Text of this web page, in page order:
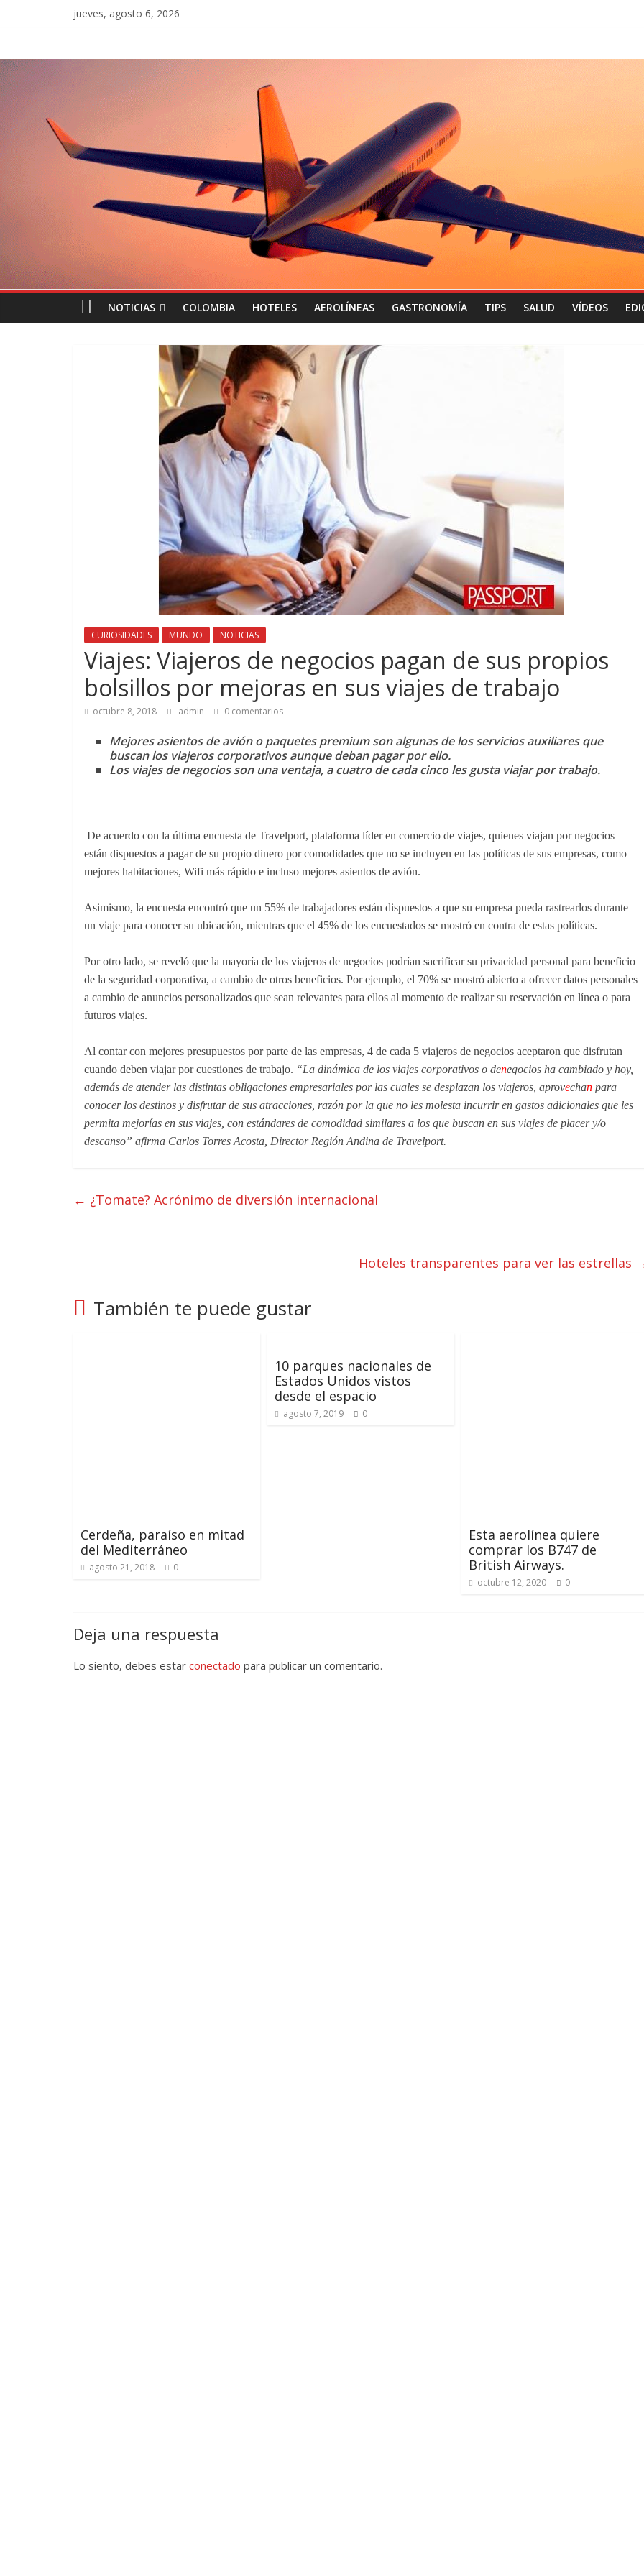
jueves, agosto 6, 2026
NOTICIAS COLOMBIA HOTELES AEROLÍNEAS GASTRONOMÍA TIPS SALUD VÍDEOS
CURIOSIDADES MUNDO NOTICIAS
Viajes: Viajeros de negocios pagan de sus propios
bolsillos por mejoras en sus viajes de trabajo
octubre 8, 2018 admin 0 comentarios
Mejores asientos de avión o paquetes premium son algunas delos servicios auxiliares que
buscan los viajeros corporativos aunque deban pagar por ello.
Los viajes de negocios son una ventaja, a cuatro de cada cinco les gusta viajar por trabajo.
De acuerdo con la última encuesta de Travelport, plataforma líder en comercio de viajes, quienes viajan por negocios
están dispuestos a pagar de su propio dinero por comodidades que no se incluyen en las políticas de sus empresas, como
mejores habitaciones, Wifi más rápido e incluso mejores asientos de avión.
Asimismo, la encuesta encontró que un 55% de trabajadores están dispuestos a que su empresa pueda rastrearlos durante
un viaje para conocer su ubicación, mientras que el 45% de los encuestados se mostró en contra de estas políticas.
Por otro lado, se reveló que la mayoría de los viajeros de negocios podrían sacrificar su privacidad personal para beneficio
de la seguridad corporativa, a cambio de otros beneficios. Por ejemplo, el 70% se mostró abierto a ofrecer datos personales
a cambio de anuncios personalizados que sean relevantes para ellos al momento de realizar su reservación en línea o para
futuros viajes.
Al contar con mejores presupuestos por parte de las empresas, 4 de cada 5 viajeros de negocios aceptaron que disfrutan
cuando deben viajar por cuestiones de trabajo. “La dinámica de los viajes corporativos o denegocios ha cambiado y hoy,
además de atender las distintas obligaciones empresariales por las cuales se desplazan los viajeros, aprovechan para
conocer los destinos y disfrutar de sus atracciones, razón por la que no les molesta incurrir en gastos adicionales que les
permita mejorías en sus viajes, con estándares de comodidad similares a los que buscan en sus viajes de placer y/o
descanso” afirma Carlos Torres Acosta, Director Región Andina de Travelport.
← ¿Tomate? Acrónimo de diversión internacional
Hoteles transparentes para ver las estrellas
También te puede gustar
Cerdeña, paraíso en mitad
del Mediterráneo
agosto 21, 2018 0
10 parques nacionales de
Estados Unidos vistos
desde el espacio
agosto 7, 2019 0
Esta aerolínea quiere
comprar los B747 de
British Airways.
octubre 12, 2020 0
Deja una respuesta
Lo siento, debes estar conectado para publicar un comentario.